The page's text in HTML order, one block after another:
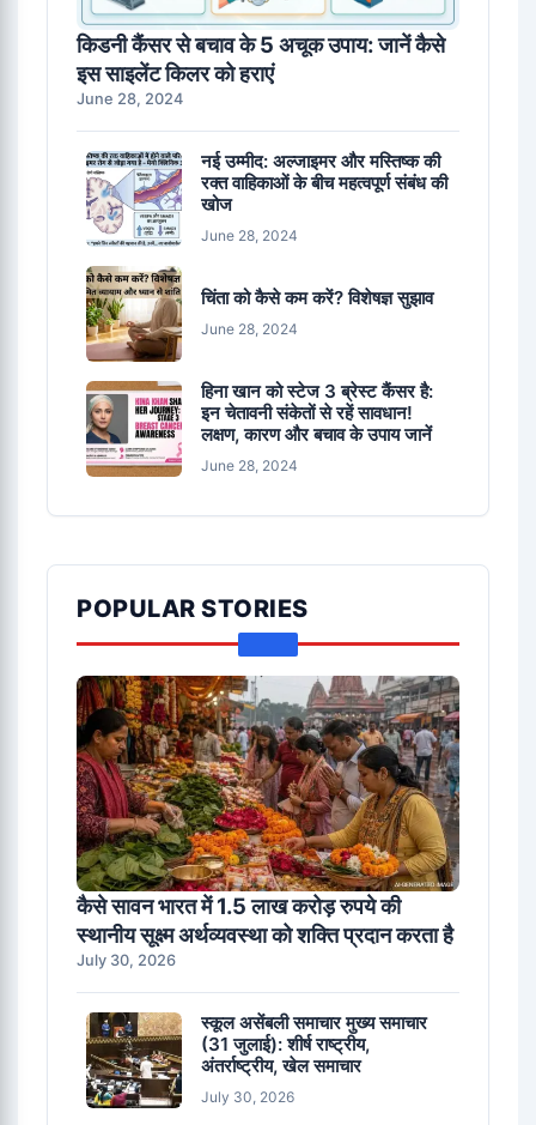
किडनी कैंसर से बचाव के 5 अचूक उपाय: जानें कैसे
इस साइलेंट किलर को हराएं
June 28, 2024
नई उम्मीद: अल्जाइमर और मस्तिष्क की
रक्त वाहिकाओं के बीच महत्वपूर्ण संबंध की
खोज
June 28, 2024
चिंता को कैसे कम करें? विशेषज्ञ सुझाव
June 28, 2024
हिना खान को स्टेज 3 ब्रेस्ट कैंसर है:
इन चेतावनी संकेतों से रहें सावधान!
लक्षण, कारण और बचाव के उपाय जानें
June 28, 2024
POPULAR STORIES
कैसे सावन भारत में 1.5 लाख करोड़ रुपये की
स्थानीय सूक्ष्म अर्थव्यवस्था को शक्ति प्रदान करता है
July 30, 2026
स्कूल असेंबली समाचार मुख्य समाचार
(31 जुलाई): शीर्ष राष्ट्रीय,
अंतर्राष्ट्रीय, खेल समाचार
July 30, 2026